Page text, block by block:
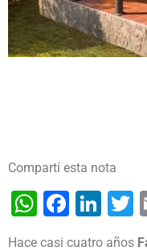
Compartí esta nota
Hace casi cuatro años